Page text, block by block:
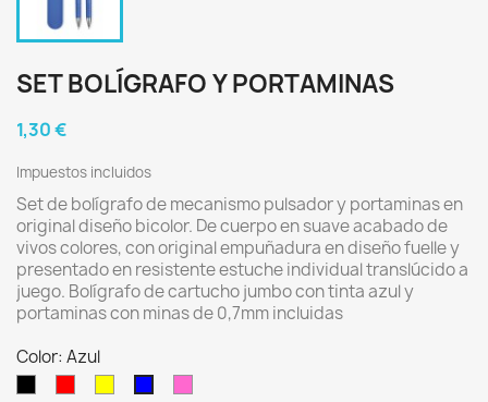
SET BOLÍGRAFO Y PORTAMINAS
1,30 €
Impuestos incluidos
Set de bolígrafo de mecanismo pulsador y portaminas en
original diseño bicolor. De cuerpo en suave acabado de
vivos colores, con original empuñadura en diseño fuelle y
presentado en resistente estuche individual translúcido a
juego. Bolígrafo de cartucho jumbo con tinta azul y
portaminas con minas de 0,7mm incluidas
Color: Azul